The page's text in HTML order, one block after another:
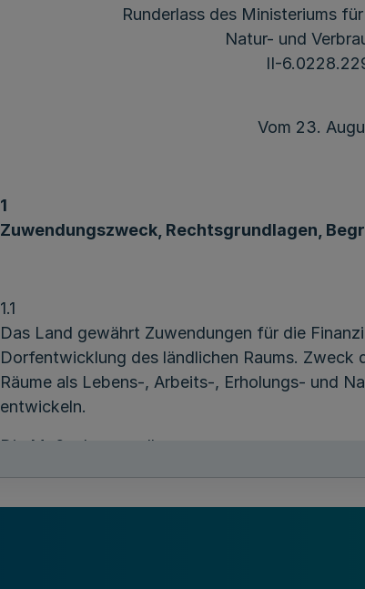
Runderlass des Ministeriums
Natur- und
II-
Vom 23.
1
Zuwendungszweck, Rechtsgrundlagen,
1.1
Das Land gewährt Zuwendungen für die
Dorfentwicklung des ländlichen Raums. Zweck
Räume als Lebens-, Arbeits-, Erholungs- und
entwickeln.
Die Maßnahmen sollen